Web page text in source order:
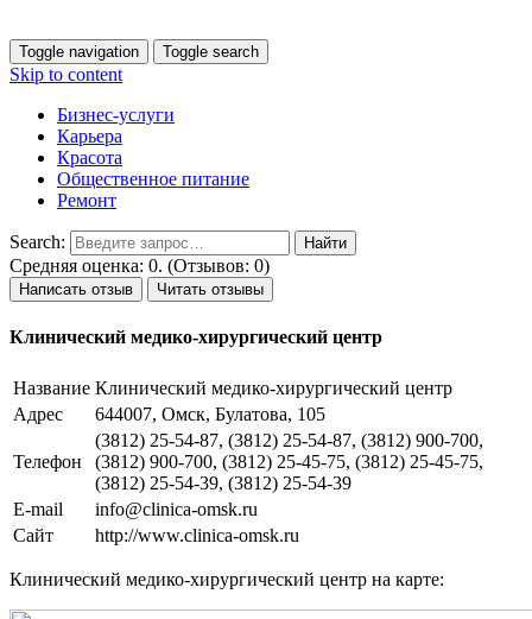
Toggle navigation Toggle search
Skip to content
Бизнес-услуги
Карьера
Красота
Общественное питание
Ремонт
Search:
Средняя оценка: 0. (Отзывов: 0)
Написать отзыв Читать отзывы
Клинический медико-хирургический центр
Название Клинический медико-хирургический центр
Адрес
644007, Омск, Булатова, 105
Телефон
(3812) 25-54-87, (3812) 25-54-87, (3812) 900-700,
(3812) 900-700, (3812) 25-45-75, (3812) 25-45-75,
(3812) 25-54-39, (3812) 25-54-39
E-mail
info@clinica-omsk.ru
Сайт
http://www.clinica-omsk.ru
Клинический медико-хирургический центр на карте: